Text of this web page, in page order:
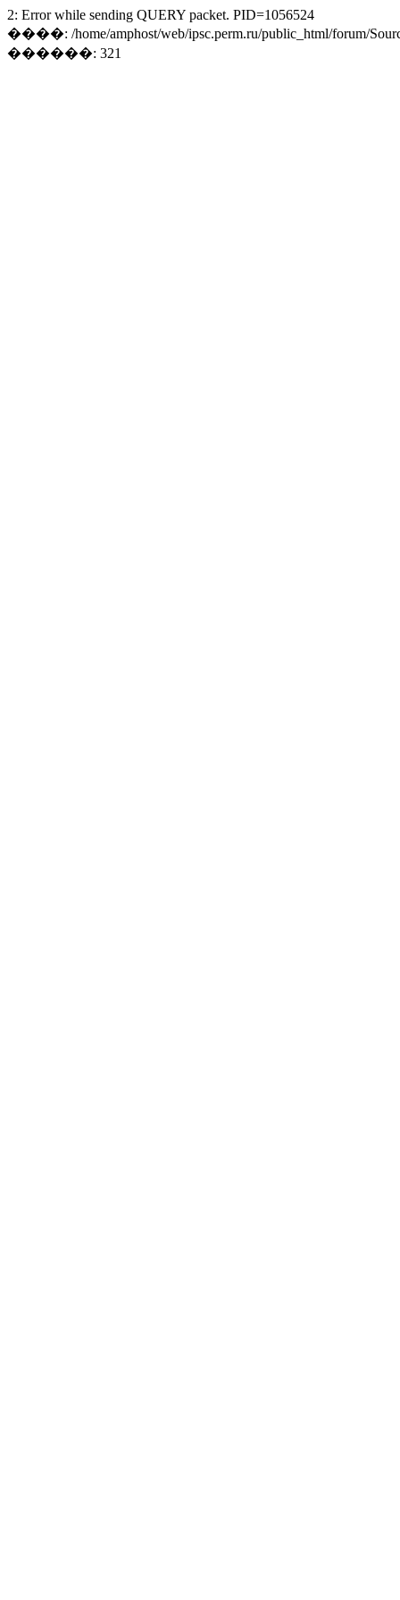
2: Error while sending QUERY packet. PID=1056524
����: /home/amphost/web/ipsc.perm.ru/public_html/forum/
������: 321